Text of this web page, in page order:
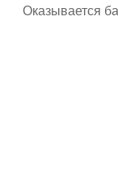
Оказывается